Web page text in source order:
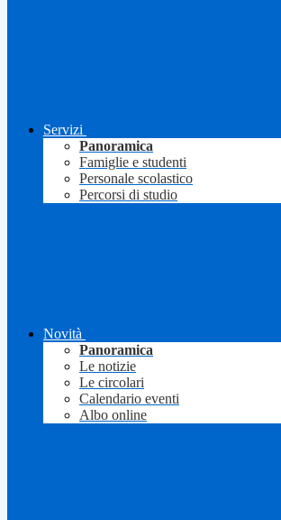
Servizi
Panoramica
Famiglie e studenti
Personale scolastico
Percorsi di studio
Novità
Panoramica
Le notizie
Le circolari
Calendario eventi
Albo online